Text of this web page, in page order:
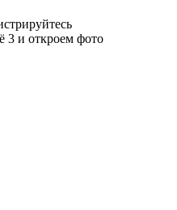
3 и откроем фото